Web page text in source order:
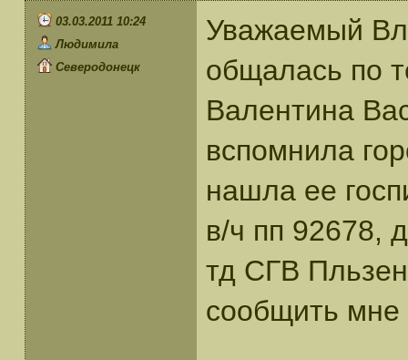
03.03.2011 10:24
Людимила
Северодонецк
Уважаемый
общалась по
Валентина
вспомнила
нашла ее
в/ч пп 92678,
тд СГВ
сообщить мне